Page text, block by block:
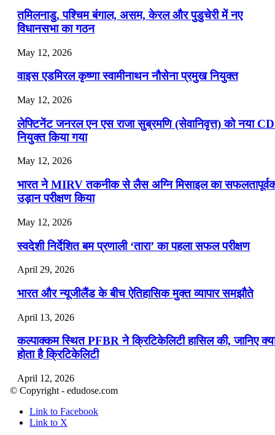
📝 डेली करेंट अफेयर्स: 16-18 जुलाई 2026
तमिलनाडु, पश्चिम बंगाल, असम, केरल और पुडुचेरी में नए
विधानसभा का गठन
May 12, 2026
वाइस एडमिरल कृष्णा स्वामीनाथन नौसेना प्रमुख नियुक्त
May 12, 2026
लेफ्टिनेंट जनरल एन एस राजा सुब्रमणि (सेवानिवृत्त) को नया
नियुक्त किया गया
May 12, 2026
भारत ने MIRV तकनीक से लैस अग्नि मिसाइल का
उड़ान परीक्षण किया
May 12, 2026
स्वदेशी निर्देशित बम प्रणाली ‘तारा’ का पहला सफल परीक्षण
April 29, 2026
भारत और न्यूजीलैंड के बीच ऐतिहासिक मुक्त व्यापार समझौते
April 13, 2026
कल्पाक्कम स्थित PFBR ने क्रिटिकेलिटी हासिल की, जानिए
होता है क्रिटिकेलिटी
April 12, 2026
April 9, 2026
© Copyright - edudose.com
Link to Facebook
Link to X